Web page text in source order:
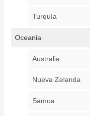
Turquía
Oceania
Australia
Nueva Zelanda
Samoa